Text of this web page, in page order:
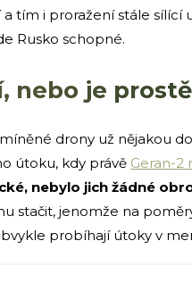
tím i proražení stále sílící
Rusko schopné.
nebo je
drony už nějakou
útoku, kdy právě Geran-2
nebylo jich žádné
stačit, jenomže na
probíhají útoky v